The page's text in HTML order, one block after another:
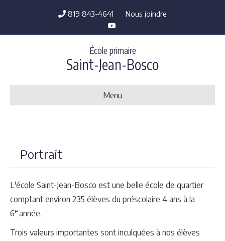
819 843-4641
Nous joindre
Youtube
École primaire
Saint-Jean-Bosco
Menu
Portrait
L'école Saint-Jean-Bosco est une belle école de quartier
comptant environ 235 élèves du préscolaire 4 ans à la
6e année.
Trois valeurs importantes sont inculquées à nos élèves